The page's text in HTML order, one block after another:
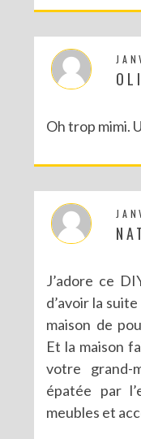
Oh trop mimi.
J’adore ce
d’avoir la
maison de
Et la maison
votre grand-
épatée par
meubles et